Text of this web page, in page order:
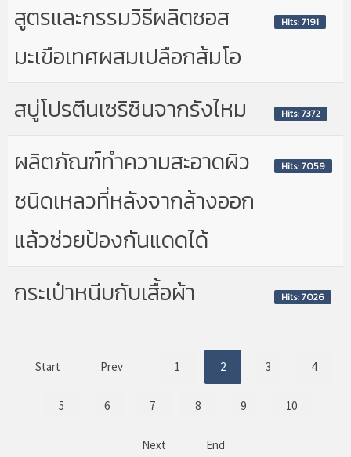
สูตรและกรรมวิธีผลิตซอส
มะเขือเทศผสมเปลือกส้มโอ
Hits: 7191
สบู่โปรตีนเซริซินจากรังไหม Hits: 7372
ผลิตภัณฑ์ทำความสะอาดผิว
ชนิดเหลวที่หลังจากล้างออก
แล้วช่วยป้องกันแดดได้
Hits: 7059
กระเป๋าหนีบกับเสื้อผ้า Hits: 7026
Start Prev 1 2 3 4
5 6 7 8 9 10
Next End